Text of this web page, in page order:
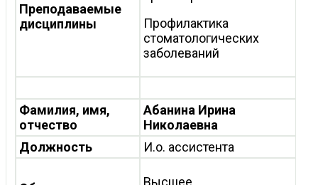
Преподаваемые
дисциплины
Профилактика
стоматологических
заболеваний
Фамилия, имя,
отчество
Абанина Ирина
Николаевна
Должность
И.о. ассистента
Высшее